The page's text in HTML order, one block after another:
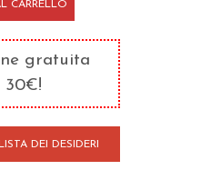
CARRELLO
gratuita
30€!
DEI DESIDERI